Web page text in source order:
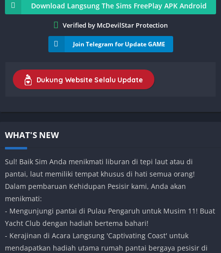
Download Langsung The Sims FreePlay APK Android
Verified by McDevilStar Protection
Join Telegram for Update GAME
Dukung Website Selalu Update
WHAT'S NEW
Sul! Baik Sim Anda menikmati liburan di tepi laut atau di
pantai, laut memiliki tempat khusus di hati semua orang!
Dalam pembaruan Kehidupan Pesisir kami, Anda akan
menikmati:
- Mengunjungi pantai di Pulau Pengaruh untuk Musim 11! Buat
Yacht Club dengan hadiah bertema bahari!
- Kerajinan di Acara Langsung 'Captivating Coast' untuk
mendapatkan hadiah utama rumah pantai bergaya pesisir di